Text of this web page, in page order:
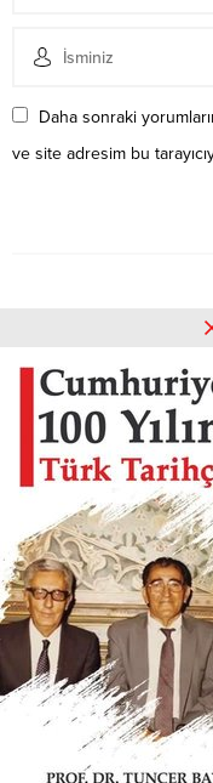
Daha sonraki
ve site adresim bu
Henüz yorum
aracılığıyla siz
Anasayfa
Siyaset
Spor
Kültür-Sanat
Basından